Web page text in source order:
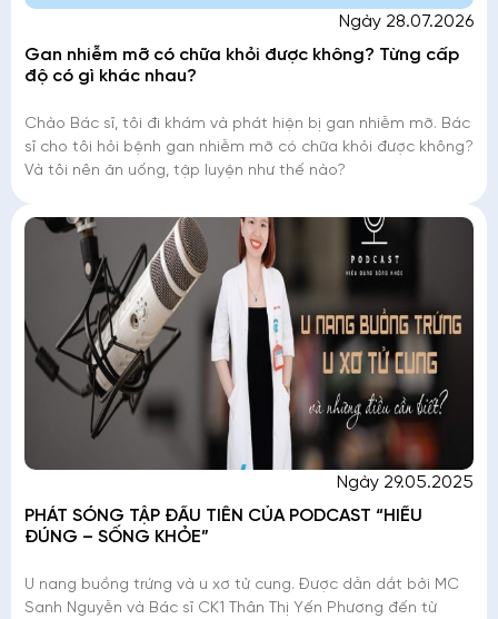
Ngày 28.07.2026
Gan nhiễm mỡ có chữa khỏi được không? Từng cấp
độ có gì khác nhau?
Chào Bác sĩ, tôi đi khám và phát hiện bị gan nhiễm mỡ. Bác
sĩ cho tôi hỏi bệnh gan nhiễm mỡ có chữa khỏi được không?
Và tôi nên ăn uống, tập luyện như thế nào?
Ngày 29.05.2025
PHÁT SÓNG TẬP ĐẦU TIÊN CỦA PODCAST “HIỂU
ĐÚNG – SỐNG KHỎE”
U nang buồng trứng và u xơ tử cung. Được dẫn dắt bởi MC
Sanh Nguyễn và Bác sĩ CK1 Thân Thị Yến Phương đến từ